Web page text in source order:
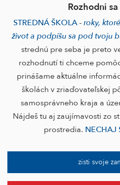
Rozhodni
STREDNÁ ŠKOLA-roky,
život a podpíšu sa pod tvoju
strednú pre seba je preto
rozhodnutí ti chceme
prinášame aktuálne
školách v zriaďovateľskej
samosprávneho kraja a
Nájdeš tu aj zaujímavosti zo
prostredia. NECHAJ
zisti svoje